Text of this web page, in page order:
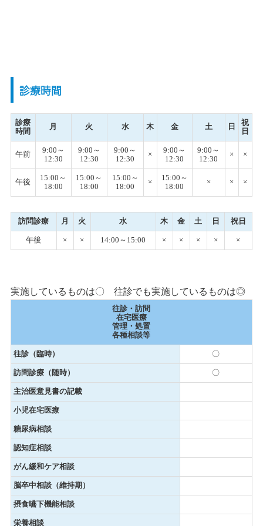
診療時間
診療
時間
月 火 水 木 金 土 日
祝
日
午前
9:00～
12:30
9:00～
12:30
9:00～
12:30
×
9:00～
12:30
9:00～
12:30
× ×
午後
15:00～
18:00
15:00～
18:00
15:00～
18:00
×
15:00～
18:00
× × ×
訪問診療 月 火 水 木 金 土 日 祝日
午後 × × 14:00～15:00 × × × × ×
実施しているものは〇 往診でも実施しているものは◎
往診・訪問
在宅医療
管理・処置
各種相談等
往診（臨時） 〇
訪問診療（随時） 〇
主治医意見書の記載
小児在宅医療
糖尿病相談
認知症相談
がん緩和ケア相談
脳卒中相談（維持期）
摂食嚥下機能相談
栄養相談